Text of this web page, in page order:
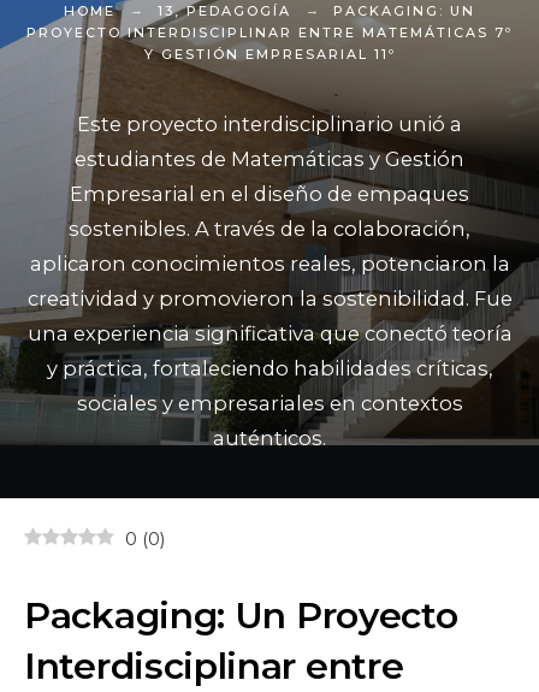
HOME 13,PEDAGOGÍA
PACKAGING: UN
PROYECTO INTERDISCIPLINAR ENTRE MATEMÁTICAS 7º
Y GESTIÓN EMPRESARIAL 11º
Este proyecto interdisciplinario unió a
estudiantes de Matemáticas y Gestión
Empresarial en el diseño de empaques
sostenibles. A través de la colaboración,
aplicaron conocimientos reales, potenciaron la
creatividad y promovieron la sostenibilidad. Fue
una experiencia significativa que conectó teoría
y práctica, fortaleciendo habilidades críticas,
sociales y empresariales en contextos
auténticos.
0 (0)
Packaging: Un Proyecto
Interdisciplinar entre